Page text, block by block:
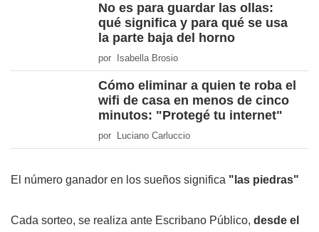
No es para guardar las ollas:
qué significa y para qué se usa
la parte baja del horno
por Isabella Brosio
Cómo eliminar a quien te roba el
wifi de casa en menos de cinco
minutos: "Protegé tu internet"
por Luciano Carluccio
El número ganador en los sueños significa "las piedras"
Cada sorteo, se realiza ante Escribano Público, desde el